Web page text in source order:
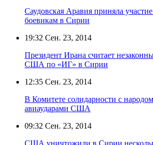
Саудовская Аравия приняла
боевикам в Сирии
19:32 Сен. 23, 2014
Президент Ирана считает
США по «ИГ» в Сирии
12:35 Сен. 23, 2014
В Комитете солидарности с
авиаударами США
09:32 Сен. 23, 2014
США уничтожили в Сирии